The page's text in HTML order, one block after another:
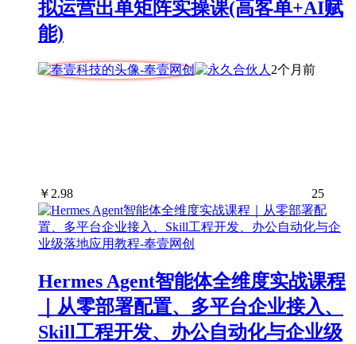
拟运营出单矩阵实操课(高客单+AI赋
能)
2个月前
￥ 2.98 25
Hermes Agent智能体全维度实战课程
｜从零部署配置、多平台企业接入、
Skill工程开发、办公自动化与企业级